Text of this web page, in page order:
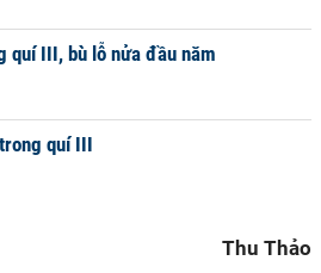
III, bù lỗ nửa đầu năm
quí III
Thu Thảo